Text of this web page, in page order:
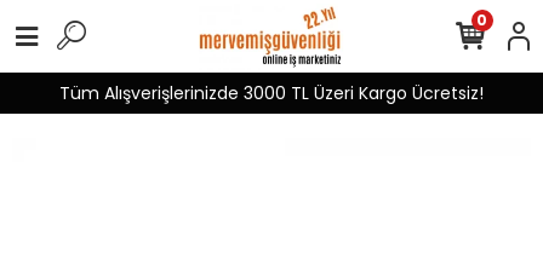
Tüm Alışverişlerinizde 3000 TL Üzeri Kargo Ücretsiz!
0